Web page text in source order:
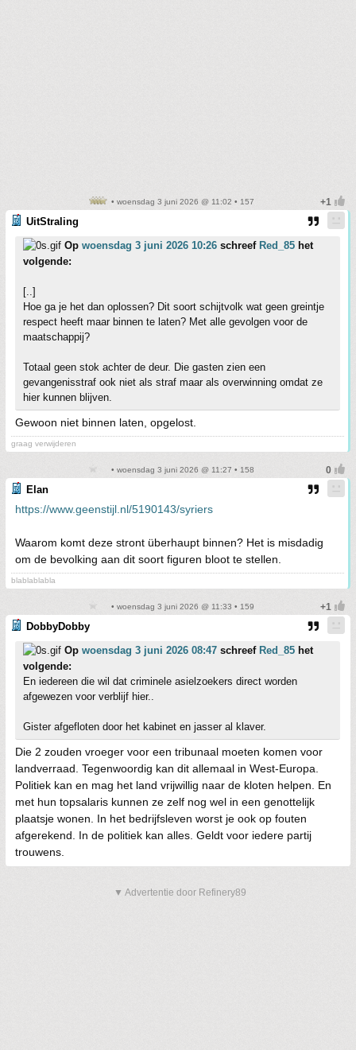
• woensdag 3 juni 2026 @ 11:02 • 157
UitStraling
Op woensdag 3 juni 2026 10:26 schreef Red_85 het
volgende:
[..]
Hoe ga je het dan oplossen? Dit soort schijtvolk wat geen greintje
respect heeft maar binnen te laten? Met alle gevolgen voor de
maatschappij?
Totaal geen stok achter de deur. Die gasten zien een
gevangenisstraf ook niet als straf maar als overwinning omdat ze
hier kunnen blijven.
Gewoon niet binnen laten, opgelost.
graag verwijderen
• woensdag 3 juni 2026 @ 11:27 • 158
Elan
https://www.geenstijl.nl/5190143/syriers
Waarom komt deze stront überhaupt binnen? Het is misdadig
om de bevolking aan dit soort figuren bloot te stellen.
blablablabla
• woensdag 3 juni 2026 @ 11:33 • 159
DobbyDobby
Op woensdag 3 juni 2026 08:47 schreef Red_85 het
volgende:
En iedereen die wil dat criminele asielzoekers direct worden
afgewezen voor verblijf hier..
Gister afgefloten door het kabinet en jasser al klaver.
Die 2 zouden vroeger voor een tribunaal moeten komen voor
landverraad. Tegenwoordig kan dit allemaal in West-Europa.
Politiek kan en mag het land vrijwillig naar de kloten helpen. En
met hun topsalaris kunnen ze zelf nog wel in een genottelijk
plaatsje wonen. In het bedrijfsleven worst je ook op fouten
afgerekend. In de politiek kan alles. Geldt voor iedere partij
trouwens.
▼ Advertentie door Refinery89